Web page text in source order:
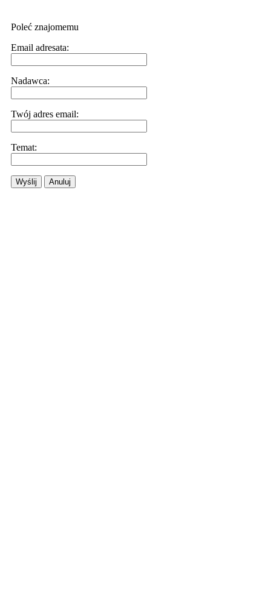
Poleć znajomemu
Email adresata:
Nadawca:
Twój adres email:
Temat:
Wyślij Anuluj